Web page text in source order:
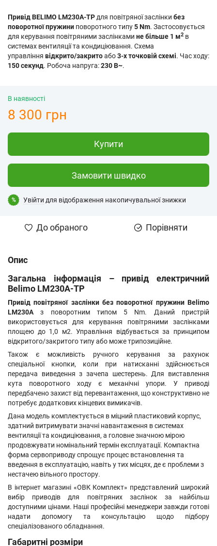
Привід BELIMO LM230A-TP для повітряної заслінки без
поворотної пружини поворотного типу5 Nm. Застосовується
для керування повітряними заслінками не більше 1 м2 в
системах вентиляції та кондиціювання. Схема
управління відкрито/закритоабо3-х точковій схемі. Час ходу:
150 секунд. Робоча напруга:230 В~.
В наявності
8 300 грн
Купити
Замовити швидко
% Увійти для відображення накопичувальної знижки
До обраного Порівняти
Опис
Загальна інформація – привід електричний
Belimo LM230A-TP
Привід повітряної заслінки без поворотної пружини Belimo
LM230Aз поворотним типом 5 Nm. Даний пристрій
використовується для керування повітряними заслінками
площею до 1,0 м2. Управління відбувається за принципом
відкритого/закритого типу або може трипозиційне.
Також є можливість ручного керування за рахунок
спеціальної кнопки, коли при натисканні здійснюється
передача виведення з зачепа шестерень. Для виставлення
кута поворотного ходу є механічні упори. У приводі
передбачено захист від перевантаження, що конструктивно не
потребує додаткових кінцевих вимикачів.
Дана модель комплектується в міцний пластиковий корпус,
здатний витримувати значні навантаження в системах
вентиляції та кондиціювання, а головне значною мірою
продовжувати номінальний термін експлуатації. Компактна
форма сервоприводу спрощує процес встановлення та
введення в експлуатацію, навіть у тих місцях, де є проблеми з
нестачею вільного простору.
В інтернет магазині «ОВК Комплект» представлений широкий
вибір приводів для повітряних заслінок за найбільш
доступними цінами. Наші професійні менеджери завжди готові
надати допомогу та консультацію щодо підбору
спеціалізованого обладнання.
Габаритні розміри